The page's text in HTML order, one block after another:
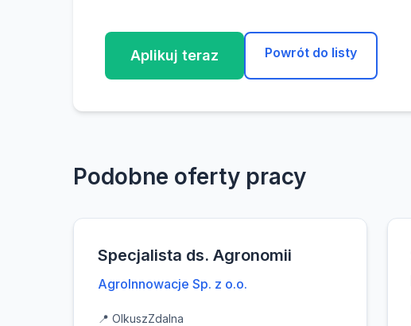
Aplikuj teraz Powrót do listy
Podobne oferty pracy
Specjalista ds. Agronomii
AgroInnowacje Sp. z o.o.
📍 OlkuszZdalna